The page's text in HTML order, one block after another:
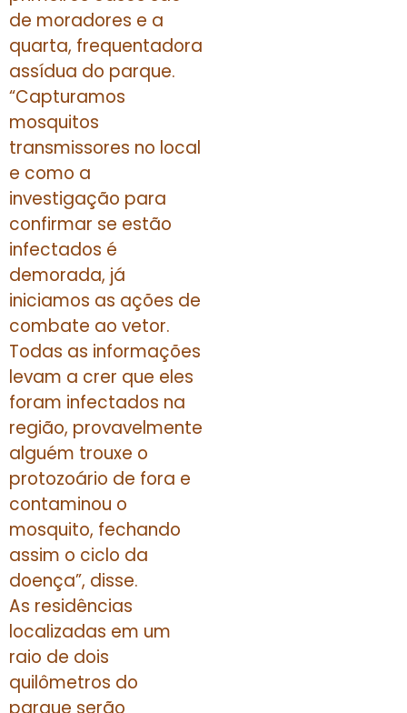
de moradores e a
quarta, frequentadora
assídua do parque.
“Capturamos
mosquitos
transmissores no local
e como a
investigação para
confirmar se estão
infectados é
demorada, já
iniciamos as ações de
combate ao vetor.
Todas as informações
levam a crer que eles
foram infectados na
região, provavelmente
alguém trouxe o
protozoário de fora e
contaminou o
mosquito, fechando
assim o ciclo da
doença”, disse.
As residências
localizadas em um
raio de dois
quilômetros do
parque serão